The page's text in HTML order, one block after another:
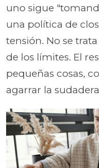
uno sigue
una política de
tensión. No se
de los límites. El
pequeñas cosas,
agarrar la